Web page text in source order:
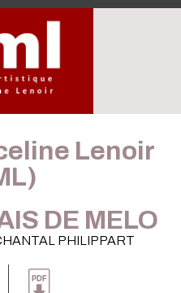
Lenoir
DE MELO
PHILIPPART